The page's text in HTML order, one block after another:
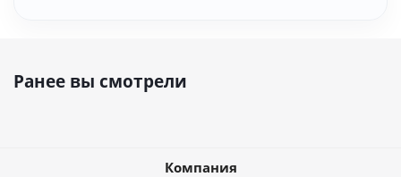
Ранее вы смотрели
Компания